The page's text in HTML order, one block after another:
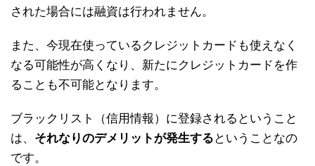
された場合には融資は行われません。
また、今現在使っているクレジットカードも使えなく
なる可能性が高くなり、新たにクレジットカードを作
ることも不可能となります。
ブラックリスト（信用情報）に登録されるということ
は、 それなりのデメリットが発生する ということなの
です。